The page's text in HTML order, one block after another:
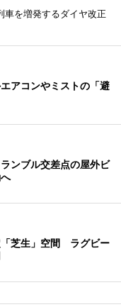
車を増発するダイヤ改正
アコンやミストの「避
ンブル交差点の屋外ビ
「芝生」空間 ラグビー